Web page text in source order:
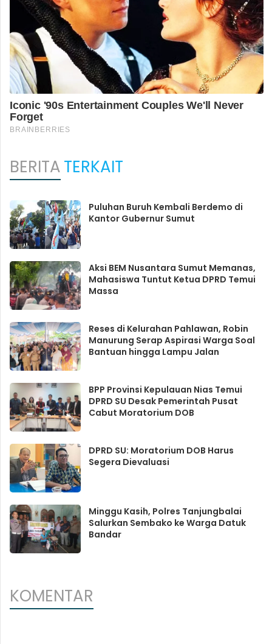
BERITATERKAIT
Puluhan Buruh Kembali Berdemo di
Kantor Gubernur Sumut
Aksi BEM Nusantara Sumut Memanas,
Mahasiswa Tuntut Ketua DPRD Temui
Massa
Reses di Kelurahan Pahlawan, Robin
Manurung Serap Aspirasi Warga Soal
Bantuan hingga Lampu Jalan
BPP Provinsi Kepulauan Nias Temui
DPRD SU Desak Pemerintah Pusat
Cabut Moratorium DOB
DPRD SU: Moratorium DOB Harus
Segera Dievaluasi
Minggu Kasih, Polres Tanjungbalai
Salurkan Sembako ke Warga Datuk
Bandar
KOMENTAR